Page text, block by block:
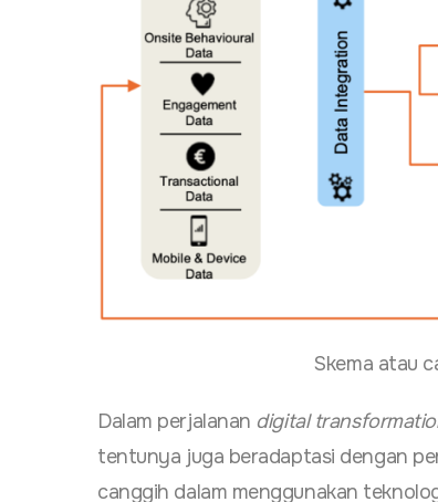
Skema atau
Dalam perjalanan digital
tentunya juga beradaptasi dengan
canggih dalam menggunakan